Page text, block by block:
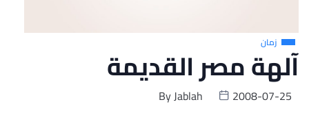
زمان
آلهة مصر القديمة
ByJablah
2008-07-25